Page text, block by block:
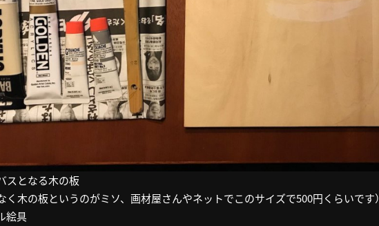
スとなる木の板
く木の板というのがミソ、画材屋さんやネットでこのサイズで500円くらいです）
絵具